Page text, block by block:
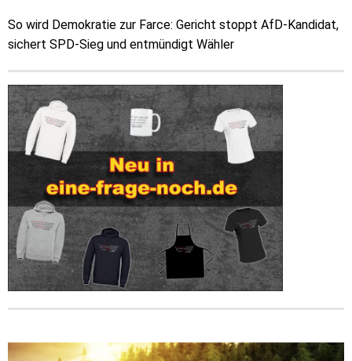
So wird Demokratie zur Farce: Gericht stoppt AfD-Kandidat,
sichert SPD-Sieg und entmündigt Wähler